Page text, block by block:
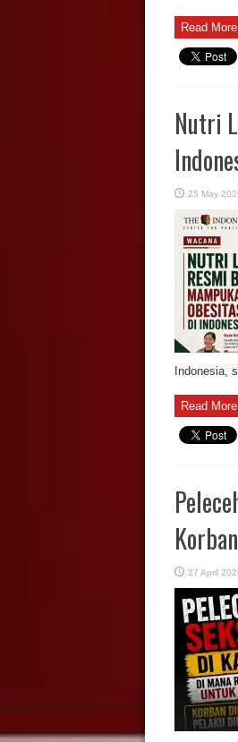
Read
Nutri
25 May
Indonesia,
Read
27 April